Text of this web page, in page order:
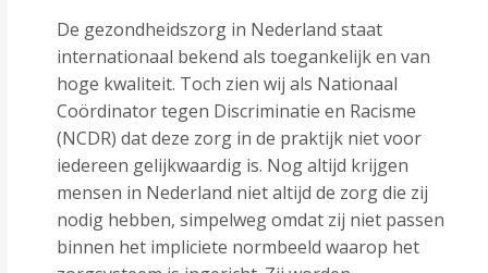
De gezondheidszorg in Nederland staat
internationaal bekend als toegankelijk en van
hoge kwaliteit. Toch zien wij als Nationaal
Coördinator tegen Discriminatie en Racisme
(NCDR) dat deze zorg in de praktijk niet voor
iedereen gelijkwaardig is. Nog altijd krijgen
mensen in Nederland niet altijd de zorg die zij
nodig hebben, simpelweg omdat zij niet passen
binnen het impliciete normbeeld waarop het